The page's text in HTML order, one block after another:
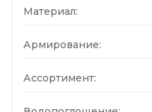
Материал:
Армирование:
Ассортимент: